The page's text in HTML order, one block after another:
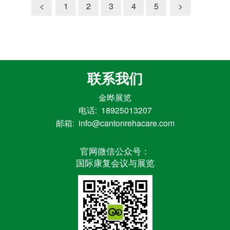
< 1 2 3 4 5 >
联系我们
金晔展览
电话: 18925013207
邮箱: info@cantonrehacare.com
官网微信公众号：
国际康复会议与展览